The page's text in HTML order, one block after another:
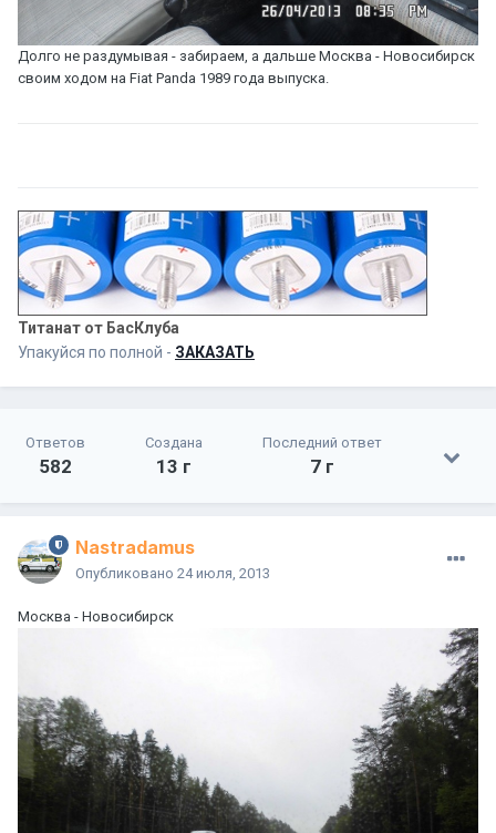
Долго не раздумывая - забираем, а дальше Москва - Новосибирск
своим ходом на Fiat Panda 1989 года выпуска.
Титанат от БасКлуба
Упакуйся по полной - ЗАКАЗАТЬ
Ответов
582
Создана
13 г
Последний ответ
7 г
Nastradamus
Опубликовано 24 июля, 2013
Москва - Новосибирск